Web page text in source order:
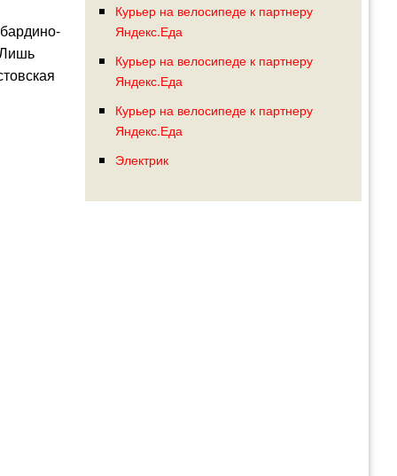
Курьер на велосипеде к партнеру
Яндекс.Еда
Курьер на велосипеде к партнеру
Яндекс.Еда
Курьер на велосипеде к партнеру
Яндекс.Еда
Электрик